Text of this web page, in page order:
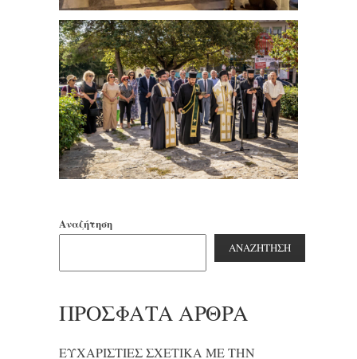
Αναζήτηση
ΑΝΑΖΉΤΗΣΗ
ΠΡΌΣΦΑΤΑ ΆΡΘΡΑ
ΕΥΧΑΡΙΣΤΙΕΣ ΣΧΕΤΙΚΑ ΜΕ ΤΗΝ